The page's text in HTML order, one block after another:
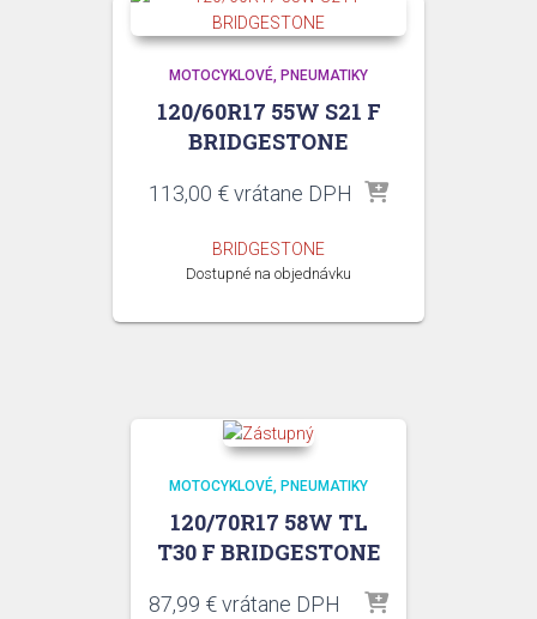
MOTOCYKLOVÉ PNEUMATIKY
120/60R17 55W S21 F
BRIDGESTONE
113,00 €vrátane DPH
BRIDGESTONE
Dostupné na objednávku
MOTOCYKLOVÉ PNEUMATIKY
120/70R17 58W TL
T30 F BRIDGESTONE
87,99 €vrátane DPH